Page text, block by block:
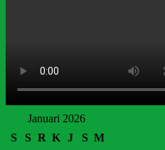
Januari 2026
S
S R K J S M